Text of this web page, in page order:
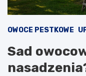
OWOCE PESTKOWE
Sad